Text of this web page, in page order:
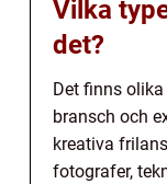
Vilka
det?
Det finns
bransch och
kreativa
fotografer,